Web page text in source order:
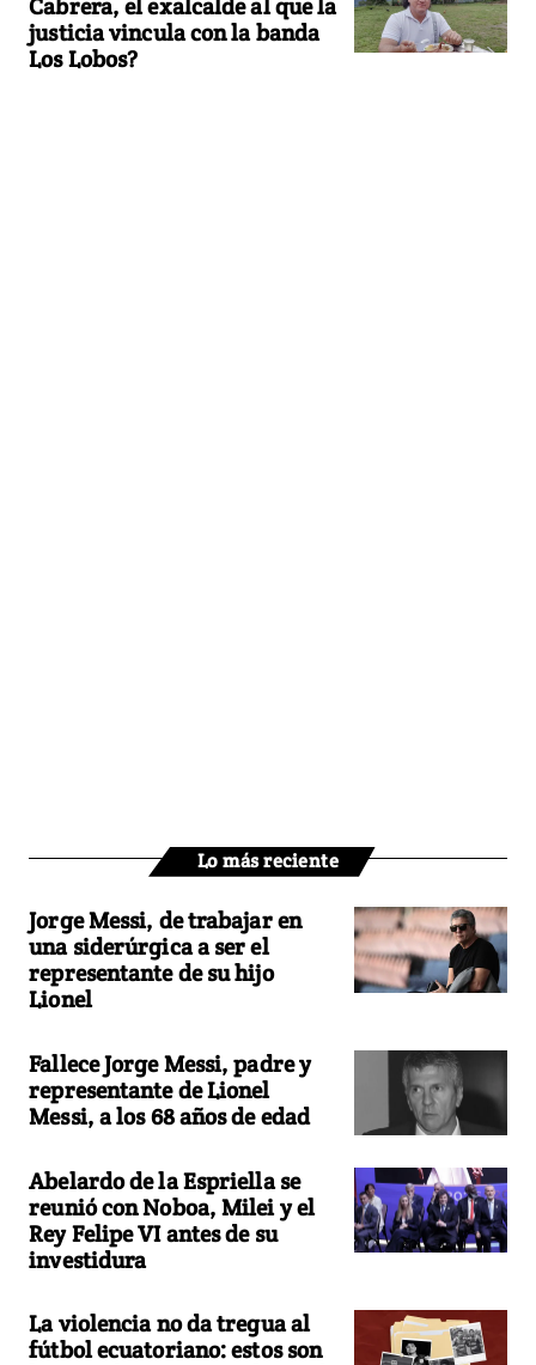
justicia vincula con la banda
Los Lobos?
Lo más reciente
Jorge Messi, de trabajar en
una siderúrgica a ser el
representante de su hijo
Lionel
Fallece Jorge Messi, padre y
representante de Lionel
Messi, a los 68 años de edad
Abelardo de la Espriella se
reunió con Noboa, Milei y el
Rey Felipe VI antes de su
investidura
La violencia no da tregua al
fútbol ecuatoriano: estos son